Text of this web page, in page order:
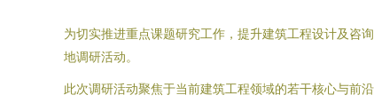
为切实推进重点课题研究工作，提升建筑工程设计及咨
地调研活动。
此次调研活动聚焦于当前建筑工程领域的若干核心与前